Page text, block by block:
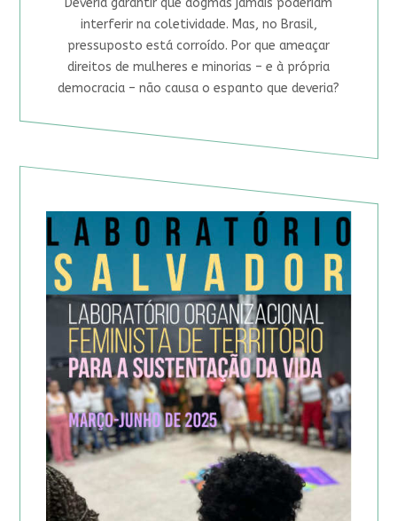
Deveria garantir que dogmas jamais poderiam
interferir na coletividade. Mas, no Brasil,
pressuposto está corroído. Por que ameaçar
direitos de mulheres e minorias – e à própria
democracia – não causa o espanto que deveria?